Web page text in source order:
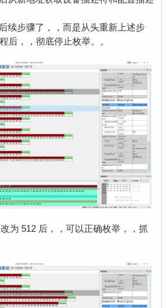
续步骤了，，而是从头重新上述步
后，，彻底停止枚举。。
为 512 后，，可以正确枚举，，抓